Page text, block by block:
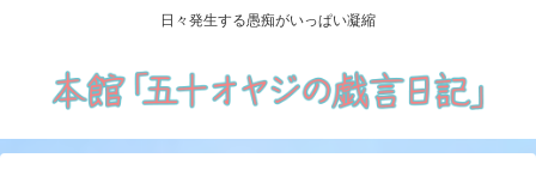
日々発生する愚痴がいっぱい凝縮